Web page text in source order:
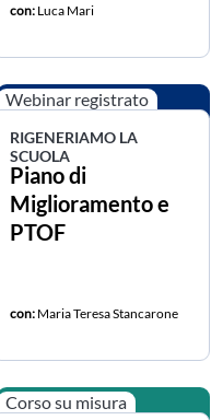
con: Luca Mari
Webinar registrato
RIGENERIAMO LA
SCUOLA
Piano di
Miglioramento e
PTOF
con: Maria Teresa Stancarone
Corso su misura